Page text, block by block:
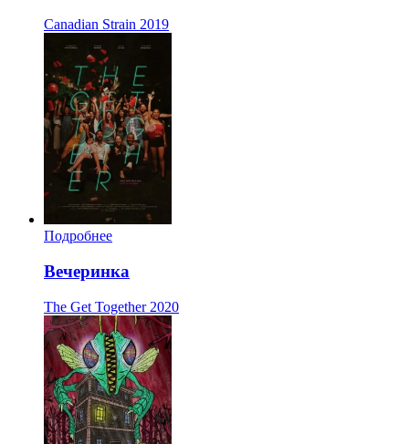
Canadian Strain 2019
Подробнее
Вечеринка
The Get Together 2020